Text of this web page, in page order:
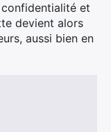
et
devient alors
aussi bien en